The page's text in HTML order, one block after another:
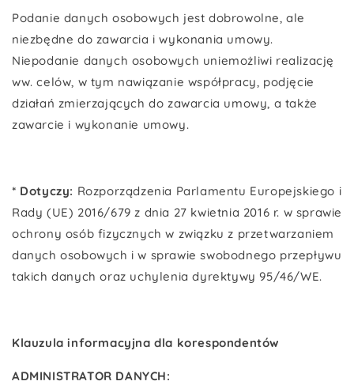
Podanie danych osobowych jest dobrowolne, ale
niezbędne do zawarcia i wykonania umowy.
Niepodanie danych osobowych uniemożliwi realizację
ww. celów, w tym nawiązanie współpracy, podjęcie
działań zmierzających do zawarcia umowy, a także
zawarcie i wykonanie umowy.
* Dotyczy: Rozporządzenia Parlamentu Europejskiego i
Rady (UE) 2016/679 z dnia 27 kwietnia 2016 r. w sprawie
ochrony osób fizycznych w związku z przetwarzaniem
danych osobowych i w sprawie swobodnego przepływu
takich danych oraz uchylenia dyrektywy 95/46/WE.
Klauzula informacyjna dla korespondentów
ADMINISTRATOR DANYCH: